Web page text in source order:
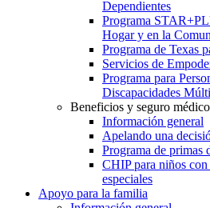
Dependientes
Programa
Hogar y en la
Programa de Texas
Servicios de
Programa para
Discapacidades
Beneficios y seguro médico
Información general
Apelando una
Programa de primas
CHIP para niños con
especiales
Apoyo para la familia